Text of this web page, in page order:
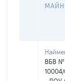
ВБВ №
10004/